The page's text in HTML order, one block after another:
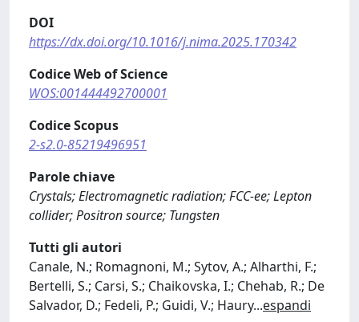
DOI
https://dx.doi.org/10.1016/j.nima.2025.170342
Codice Web of Science
WOS:001444492700001
Codice Scopus
2-s2.0-85219496951
Parole chiave
Crystals; Electromagnetic radiation; FCC-ee; Lepton
collider; Positron source; Tungsten
Tutti gli autori
Canale, N.; Romagnoni, M.; Sytov, A.; Alharthi, F.;
Bertelli, S.; Carsi, S.; Chaikovska, I.; Chehab, R.; De
Salvador, D.; Fedeli, P.; Guidi, V.; Haury...espandi